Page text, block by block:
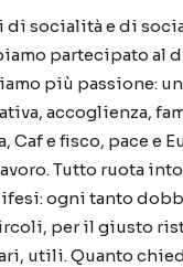
socialità e di
partecipato al
più passione:
accoglienza,
Caf e fisco, pace e
Tutto ruota
ogni tanto
per il giusto
utili. Quanto